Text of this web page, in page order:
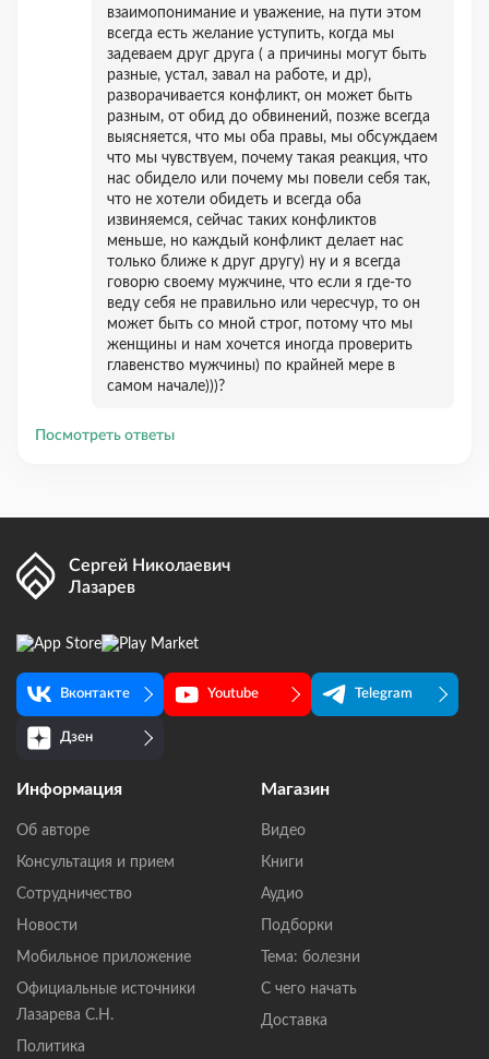
взаимопонимание и уважение, на пути этом
всегда есть желание уступить, когда мы
задеваем друг друга ( а причины могут быть
разные, устал, завал на работе, и др),
разворачивается конфликт, он может быть
разным, от обид до обвинений, позже всегда
выясняется, что мы оба правы, мы обсуждаем
что мы чувствуем, почему такая реакция, что
нас обидело или почему мы повели себя так,
что не хотели обидеть и всегда оба
извиняемся, сейчас таких конфликтов
меньше, но каждый конфликт делает нас
только ближе к друг другу) ну и я всегда
говорю своему мужчине, что если я где-то
веду себя не правильно или чересчур, то он
может быть со мной строг, потому что мы
женщины и нам хочется иногда проверить
главенство мужчины) по крайней мере в
самом начале)))?
Посмотреть ответы
Сергей Николаевич
Лазарев
Вконтакте Youtube Telegram
Дзен
Информация
Об авторе
Консультация и прием
Сотрудничество
Новости
Мобильное приложение
Официальные источники
Лазарева С.Н.
Политика
Магазин
Видео
Книги
Аудио
Подборки
Тема: болезни
С чего начать
Доставка